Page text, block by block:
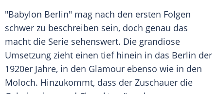
"Babylon Berlin" mag nach den ersten Folgen
schwer zu beschreiben sein, doch genau das
macht die Serie sehenswert. Die grandiose
Umsetzung zieht einen tief hinein in das Berlin der
1920er Jahre, in den Glamour ebenso wie in den
Moloch. Hinzukommt, dass der Zuschauer die